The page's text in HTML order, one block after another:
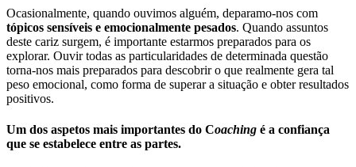
Ocasionalmente, quando ouvimos alguém, deparamo-nos com
tópicos sensíveis e emocionalmente pesados. Quando assuntos
deste cariz surgem, é importante estarmos preparados para os
explorar. Ouvir todas as particularidades de determinada questão
torna-nos mais preparados para descobrir o que realmente gera tal
peso emocional, como forma de superar a situação e obter resultados
positivos.
Um dos aspetos mais importantes do Coaching é a confiança
que se estabelece entre as partes.